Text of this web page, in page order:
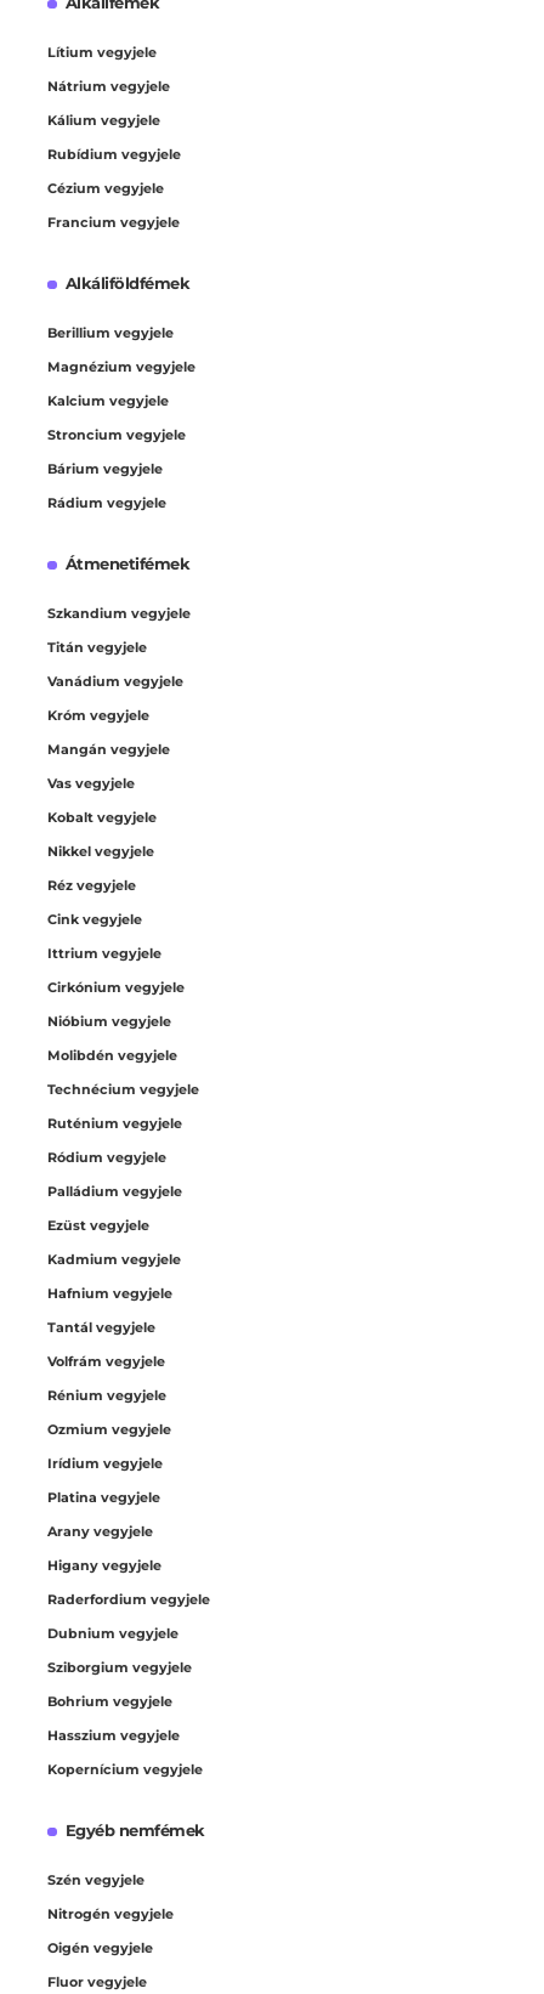
Lítium vegyjele
Nátrium vegyjele
Kálium vegyjele
Rubídium vegyjele
Cézium vegyjele
Francium vegyjele
Alkáliföldfémek
Berillium vegyjele
Magnézium vegyjele
Kalcium vegyjele
Stroncium vegyjele
Bárium vegyjele
Rádium vegyjele
Átmenetifémek
Szkandium vegyjele
Titán vegyjele
Vanádium vegyjele
Króm vegyjele
Mangán vegyjele
Vas vegyjele
Kobalt vegyjele
Nikkel vegyjele
Réz vegyjele
Cink vegyjele
Ittrium vegyjele
Cirkónium vegyjele
Nióbium vegyjele
Molibdén vegyjele
Technécium vegyjele
Ruténium vegyjele
Ródium vegyjele
Palládium vegyjele
Ezüst vegyjele
Kadmium vegyjele
Hafnium vegyjele
Tantál vegyjele
Volfrám vegyjele
Rénium vegyjele
Ozmium vegyjele
Irídium vegyjele
Platina vegyjele
Arany vegyjele
Higany vegyjele
Raderfordium vegyjele
Dubnium vegyjele
Sziborgium vegyjele
Bohrium vegyjele
Hasszium vegyjele
Kopernícium vegyjele
Egyéb nemfémek
Szén vegyjele
Nitrogén vegyjele
Oigén vegyjele
Fluor vegyjele